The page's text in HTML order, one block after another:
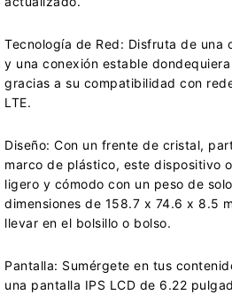
Tecnología de Red: Disfruta de una
y una conexión estable
gracias a su compatibilidad con
LTE.
Diseño: Con un frente de cristal,
marco de plástico, este dispositivo
ligero y cómodo con un peso de
dimensiones de 158.7 x 74.6 x 8.5
llevar en el bolsillo o bolso.
Pantalla: Sumérgete en tus
una pantalla IPS LCD de 6.22